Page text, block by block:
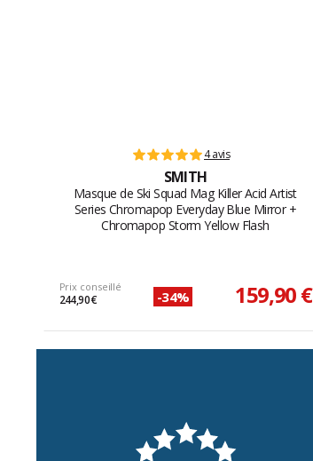
4 avis
SMITH
Masque de Ski Squad Mag Killer Acid Artist
Series Chromapop Everyday Blue Mirror +
Chromapop Storm Yellow Flash
Prix conseillé
244,90 € -34% 159,90 €